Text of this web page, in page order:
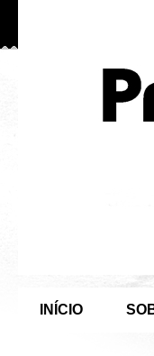
INÍCIO